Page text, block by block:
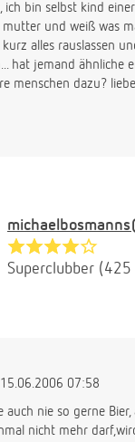
ich bin selbst kind einer
mutter und weiß was
alles rauslassen
hat jemand ähnliche
menschen dazu?
Superclubber (425
07:58
auch nie so gerne
nicht mehr